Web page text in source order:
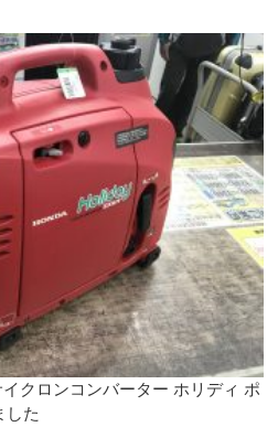
クロンコンバーター ホリディ ポ
した